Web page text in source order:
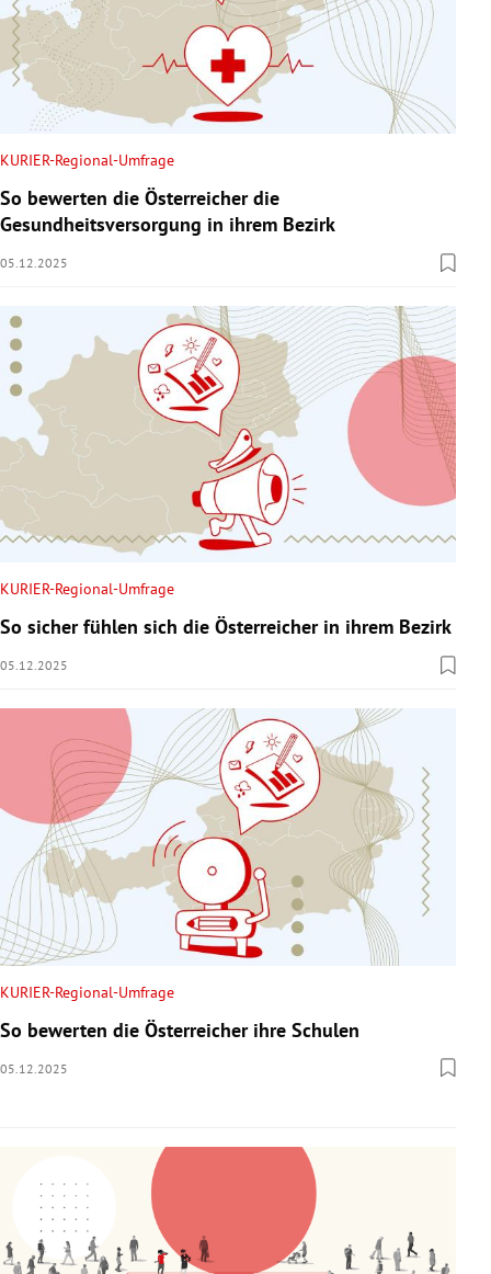
KURIER-Regional-Umfrage
So bewerten die Österreicher die
Gesundheitsversorgung in ihrem Bezirk
05.12.2025
KURIER-Regional-Umfrage
So sicher fühlen sich die Österreicher in ihrem Bezirk
05.12.2025
KURIER-Regional-Umfrage
So bewerten die Österreicher ihre Schulen
05.12.2025